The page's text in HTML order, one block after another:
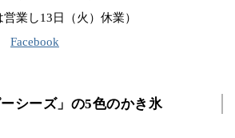
業し13日（火）休業）
Facebook
ーシーズ」の5色のかき氷